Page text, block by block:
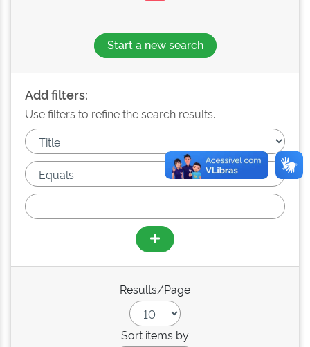
Start a new search
Add filters:
Use filters to refine the search results.
Results/Page
Sort items by